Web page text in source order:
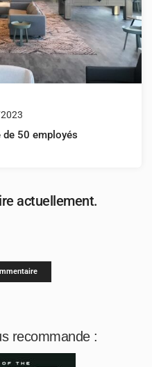
de 50 employés
actuellement.
recommande :